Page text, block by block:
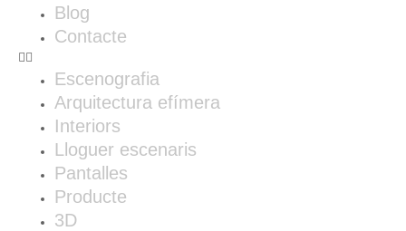
Blog
Contacte
Escenografia
Arquitectura efímera
Interiors
Lloguer escenaris
Pantalles
Producte
3D